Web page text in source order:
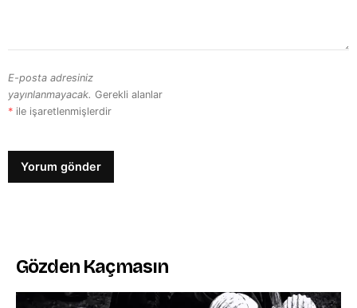
E-posta adresiniz
yayınlanmayacak. Gerekli alanlar
* ile işaretlenmişlerdir
Gözden Kaçmasın